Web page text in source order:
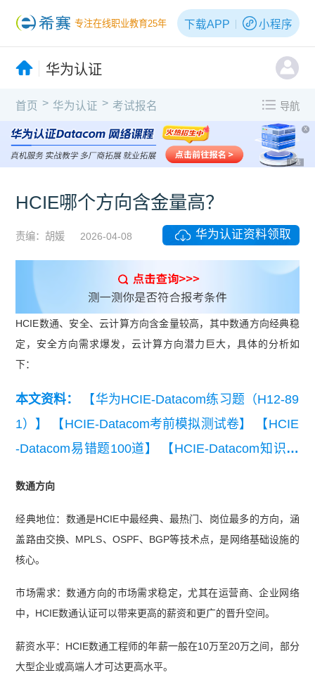
专注在线职业教育25年 下载APP 小程序
华为认证
首页 > 华为认证 > 考试报名 导航
X
广告
HCIE哪个方向含金量高？
责编：胡媛 2026-04-08 华为认证资料领取
HCIE数通、安全、云计算方向含金量较高，其中数通方向经典稳
定，安全方向需求爆发，云计算方向潜力巨大，具体的分析如
下：
本文资料：
【华为HCIE-Datacom练习题（H12-89
1）】
【HCIE-Datacom考前模拟测试卷】
【HCIE
-Datacom易错题100道】
【HCIE-Datacom知识点
数通方向
经典地位：数通是HCIE中最经典、最热门、岗位最多的方向，涵
盖路由交换、MPLS、OSPF、BGP等技术点，是网络基础设施的
核心。
市场需求：数通方向的市场需求稳定，尤其在运营商、企业网络
中，HCIE数通认证可以带来更高的薪资和更广的晋升空间。
薪资水平：HCIE数通工程师的年薪一般在10万至20万之间，部分
大型企业或高端人才可达更高水平。